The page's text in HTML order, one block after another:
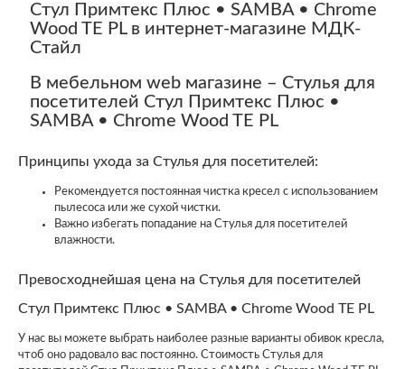
Стул Примтекс Плюс • SAMBA • Chrome
Wood TE PL в интернет-магазине МДК-
Стайл
В мебельном web магазине – Стулья для
посетителей Стул Примтекс Плюс •
SAMBA • Chrome Wood TE PL
Принципы ухода за Стулья для посетителей:
Рекомендуется постоянная чистка кресел с использованием
пылесоса или же сухой чистки.
Важно избегать попадание на Стулья для посетителей
влажности.
Превосходнейшая цена на Стулья для посетителей
Стул Примтекс Плюс • SAMBA • Chrome Wood TE PL
У нас вы можете выбрать наиболее разные варианты обивок кресла,
чтоб оно радовало вас постоянно. Стоимость Стулья для